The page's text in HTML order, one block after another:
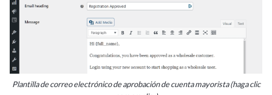
Plantilla de correo electrónico de aprobación de cuenta mayorista (haga clic